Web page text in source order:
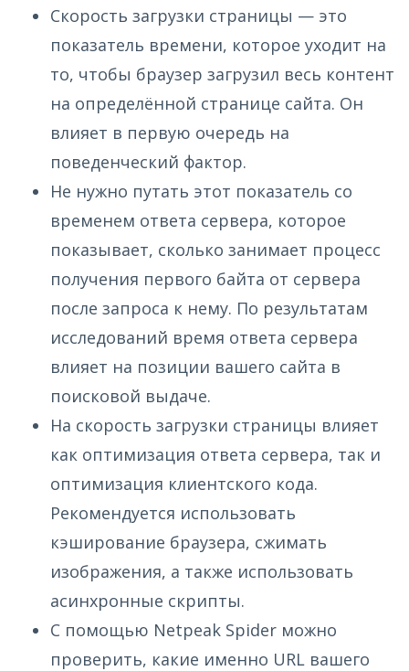
Скорость загрузки страницы — это
показатель времени, которое уходит на
то, чтобы браузер загрузил весь контент
на определённой странице сайта. Он
влияет в первую очередь на
поведенческий фактор.
Не нужно путать этот показатель со
временем ответа сервера, которое
показывает, сколько занимает процесс
получения первого байта от сервера
после запроса к нему. По результатам
исследований время ответа сервера
влияет на позиции вашего сайта в
поисковой выдаче.
На скорость загрузки страницы влияет
как оптимизация ответа сервера, так и
оптимизация клиентского кода.
Рекомендуется использовать
кэширование браузера, сжимать
изображения, а также использовать
асинхронные скрипты.
С помощью Netpeak Spider можно
проверить, какие именно URL вашего